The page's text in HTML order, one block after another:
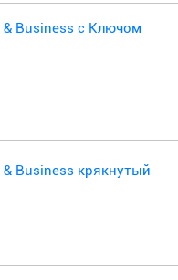
& Business с Ключом
Business крякнутый